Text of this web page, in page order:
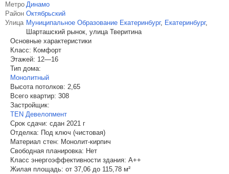
Метро Динамо
Район Октябрьский
Улица Муниципальное Образование Екатеринбург, Екатеринбург,
Шарташский рынок, улица Тверитина
Основные характеристики
Класс: Комфорт
Этажей: 12—16
Тип дома:
Монолитный
Высота потолков: 2,65
Всего квартир: 308
Застройщик:
TEN Девелопмент
Срок сдачи: сдан 2021 г
Отделка: Под ключ (чистовая)
Материал стен: Монолит-кирпич
Свободная планировка: Нет
Класс энергоэффективности здания: A++
Жилая площадь: от 37,06 до 115,78 м²